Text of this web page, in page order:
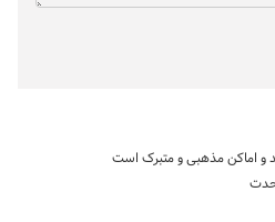
و اماکن مذهبی و متبرک است